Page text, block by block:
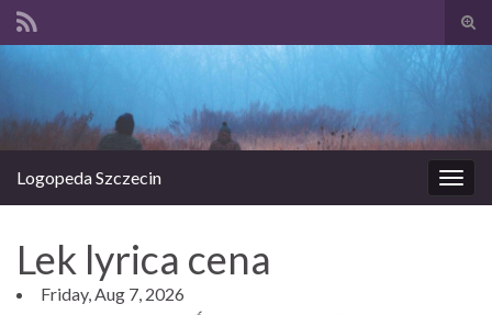
Logopeda Szczecin
Lek lyrica cena
Friday, Aug 7, 2026